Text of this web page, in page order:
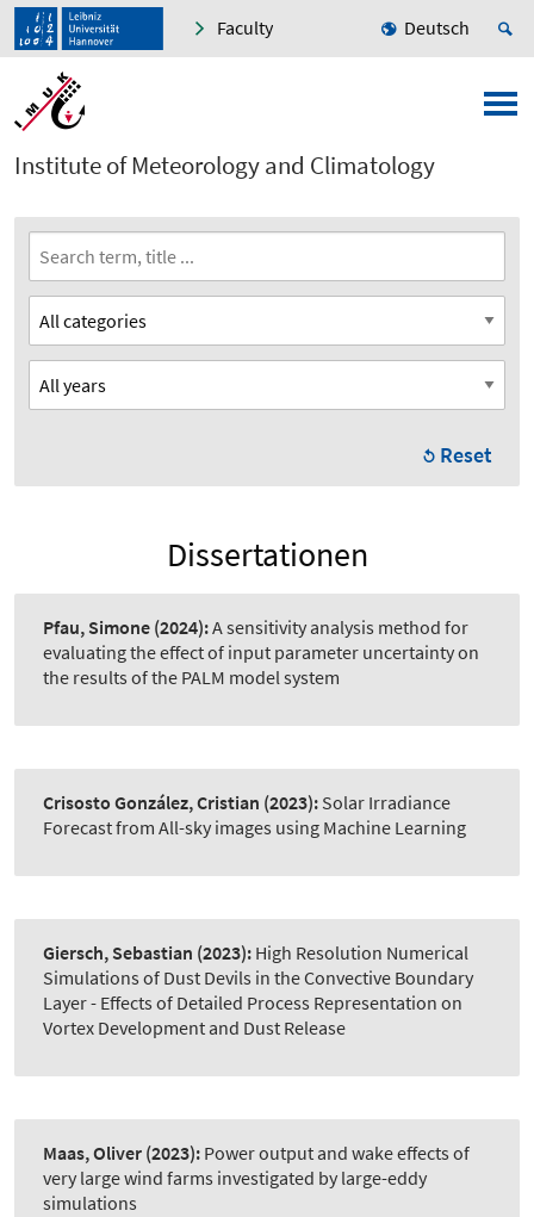
Faculty Deutsch
Institute of Meteorology and Climatology
Reset
Dissertationen
Pfau, Simone (2024):A sensitivity analysis method for
evaluating the effect of input parameter uncertainty on
the results of the PALM model system
Crisosto González, Cristian (2023): Solar Irradiance
Forecast from All-sky images using Machine Learning
Giersch, Sebastian (2023): High Resolution Numerical
Simulations of Dust Devils in the Convective Boundary
Layer - Effects of Detailed Process Representation on
Vortex Development and Dust Release
Maas, Oliver (2023): Power output and wake effects of
very large wind farms investigated by large-eddy
simulations